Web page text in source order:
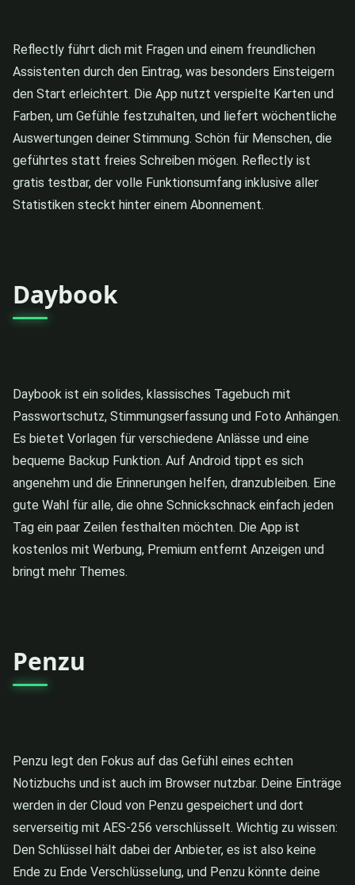
Reflectly führt dich mit Fragen und einem freundlichen
Assistenten durch den Eintrag, was besonders Einsteigern
den Start erleichtert. Die App nutzt verspielte Karten und
Farben, um Gefühle festzuhalten, und liefert wöchentliche
Auswertungen deiner Stimmung. Schön für Menschen, die
geführtes statt freies Schreiben mögen. Reflectly ist
gratis testbar, der volle Funktionsumfang inklusive aller
Statistiken steckt hinter einem Abonnement.
Daybook
Daybook ist ein solides, klassisches Tagebuch mit
Passwortschutz, Stimmungserfassung und Foto Anhängen.
Es bietet Vorlagen für verschiedene Anlässe und eine
bequeme Backup Funktion. Auf Android tippt es sich
angenehm und die Erinnerungen helfen, dranzubleiben. Eine
gute Wahl für alle, die ohne Schnickschnack einfach jeden
Tag ein paar Zeilen festhalten möchten. Die App ist
kostenlos mit Werbung, Premium entfernt Anzeigen und
bringt mehr Themes.
Penzu
Penzu legt den Fokus auf das Gefühl eines echten
Notizbuchs und ist auch im Browser nutzbar. Deine Einträge
werden in der Cloud von Penzu gespeichert und dort
serverseitig mit AES-256 verschlüsselt. Wichtig zu wissen:
Den Schlüssel hält dabei der Anbieter, es ist also keine
Ende zu Ende Verschlüsselung, und Penzu könnte deine